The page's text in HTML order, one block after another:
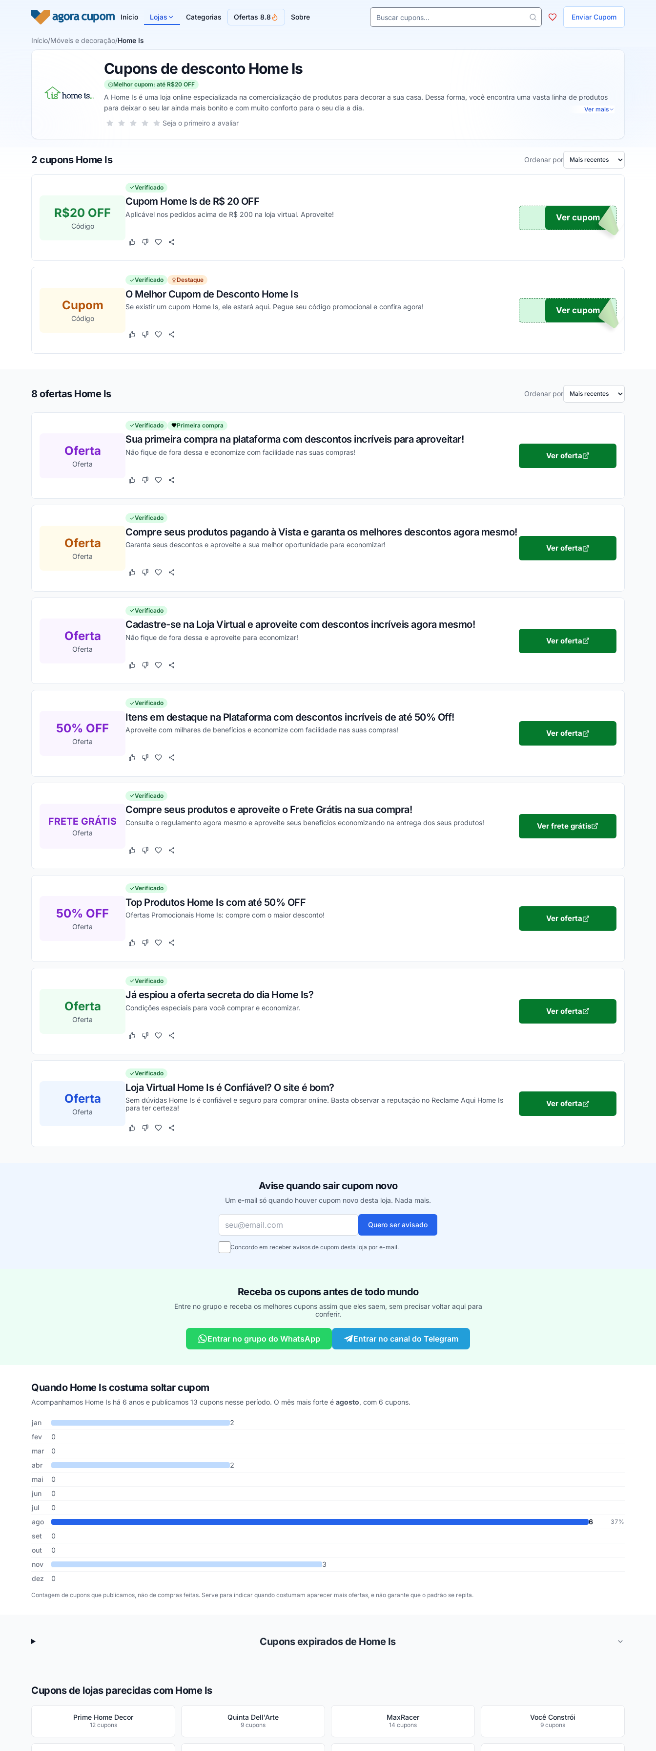
Início Lojas Categorias Ofertas 8.8 Sobre Enviar Cupom
Buscar cupons e lojas
Início/Móveis e decoração/Home Is
Cupons de desconto Home Is
Melhor cupom: até R$20 OFF
A Home Is é uma loja online especializada na comercialização de produtos para decorar a sua casa. Dessa forma, você encontra uma vasta linha de produtos
para deixar o seu lar ainda mais bonito e com muito conforto para o seu dia a dia.
Ver mais
Sua nota para Home Is, de 1 a 5 estrelas
5 estrelas
4 estrelas
3 estrelas
2 estrelas
1 estrela Seja o primeiro a avaliar
2 cupons Home Is Ordenar por
R$20 OFF
Código
Verificado
Cupom Home Is de R$ 20 OFF
Aplicável nos pedidos acima de R$ 200 na loja virtual. Aproveite!
Este cupom funcionou
Este cupom não funcionou
ECO
Ver cupom
Cupom
Código
Verificado Destaque
O Melhor Cupom de Desconto Home Is
Se existir um cupom Home Is, ele estará aqui. Pegue seu código promocional e confira agora!
Este cupom funcionou
Este cupom não funcionou
TICO
Ver cupom
8 ofertas Home Is Ordenar por
Oferta
Oferta
Verificado Primeira compra
Sua primeira compra na plataforma com descontos incríveis para aproveitar!
Não fique de fora dessa e economize com facilidade nas suas compras!
Este cupom funcionou
Este cupom não funcionou
Ver oferta
Oferta
Oferta
Verificado
Compre seus produtos pagando à Vista e garanta os melhores descontos agora mesmo!
Garanta seus descontos e aproveite a sua melhor oportunidade para economizar!
Este cupom funcionou
Este cupom não funcionou
Ver oferta
Oferta
Oferta
Verificado
Cadastre-se na Loja Virtual e aproveite com descontos incríveis agora mesmo!
Não fique de fora dessa e aproveite para economizar!
Este cupom funcionou
Este cupom não funcionou
Ver oferta
50% OFF
Oferta
Verificado
Itens em destaque na Plataforma com descontos incríveis de até 50% Off!
Aproveite com milhares de benefícios e economize com facilidade nas suas compras!
Este cupom funcionou
Este cupom não funcionou
Ver oferta
FRETE GRÁTIS
Oferta
Verificado
Compre seus produtos e aproveite o Frete Grátis na sua compra!
Consulte o regulamento agora mesmo e aproveite seus benefícios economizando na entrega dos seus produtos!
Este cupom funcionou
Este cupom não funcionou
Ver frete grátis
50% OFF
Oferta
Verificado
Top Produtos Home Is com até 50% OFF
Ofertas Promocionais Home Is: compre com o maior desconto!
Este cupom funcionou
Este cupom não funcionou
Ver oferta
Oferta
Oferta
Verificado
Já espiou a oferta secreta do dia Home Is?
Condições especiais para você comprar e economizar.
Este cupom funcionou
Este cupom não funcionou
Ver oferta
Oferta
Oferta
Verificado
Loja Virtual Home Is é Confiável? O site é bom?
Sem dúvidas Home Is é confiável e seguro para comprar online. Basta observar a reputação no Reclame Aqui Home Is
para ter certeza!
Este cupom funcionou
Este cupom não funcionou
Ver oferta
Avise quando sair cupom novo
Um e-mail só quando houver cupom novo desta loja. Nada mais.
Seu e-mail
Quero ser avisado
Concordo em receber avisos de cupom desta loja por e-mail.
Receba os cupons antes de todo mundo
Entre no grupo e receba os melhores cupons assim que eles saem, sem precisar voltar aqui para
conferir.
Entrar no grupo do WhatsApp Entrar no canal do Telegram
Quando Home Is costuma soltar cupom
Acompanhamos Home Is há 6 anos e publicamos 13 cupons nesse período. O mês mais forte é agosto, com 6 cupons.
Cupons de Home Is publicados por mês, somando os últimos 6 anos
Mês Cupons publicadosDesconto médio
jan
2
fev
0
mar
0
abr
2
mai
0
jun
0
jul
0
ago
6 37%
set
0
out
0
nov
3
dez
0
Contagem de cupons que publicamos, não de compras feitas. Serve para indicar quando costumam aparecer mais ofertas, e não garante que o padrão se repita.
Cupons expirados de Home Is
Cupons de lojas parecidas com Home Is
Prime Home Decor
12 cupons
Quinta Dell'Arte
9 cupons
MaxRacer
14 cupons
Você Constrói
9 cupons